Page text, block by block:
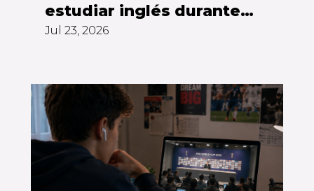
estudiar inglés durante
años todavía no puedes
Jul 23, 2026